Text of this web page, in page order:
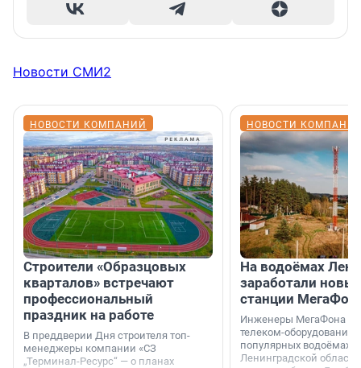
Новости СМИ2
НОВОСТИ КОМПАНИЙ
Строители «Образцовых
кварталов» встречают
профессиональный
праздник на работе
В преддверии Дня строителя топ-
менеджеры компании «СЗ
„Терминал-Ресурс“ — о планах
НОВОСТИ
На водоёмах
заработали
станции
Инженеры МегаФона
телеком-оборудование
популярных водоёмах
Ленинградской